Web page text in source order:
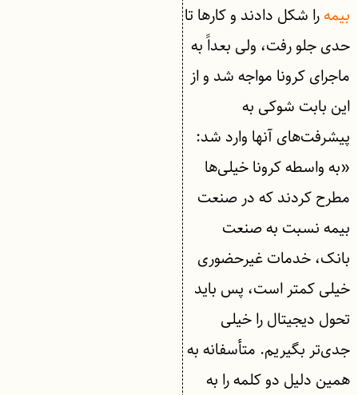
بیمهرا شکل دادند و کارها تا
حدی جلو رفت، ولی بعداً به
ماجرای کرونا مواجه شد و از
این بابت شوکی به
پیشرفت‌های آنها وارد شد:
«به واسطه کرونا خیلی‌ها
مطرح کردند که در صنعت
بیمه نسبت به صنعت
بانک، خدمات غیرحضوری
خیلی کمتر است، پس باید
تحول دیجیتال را خیلی
جدی‌تر بگیریم. متأسفانه به
همین دلیل دو کلمه را به